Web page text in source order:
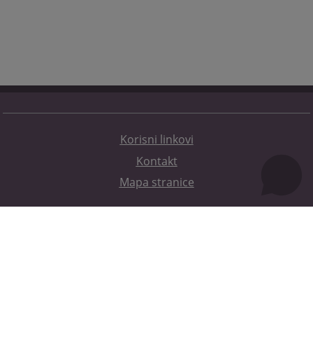
Korisni linkovi
Kontakt
Mapa stranice